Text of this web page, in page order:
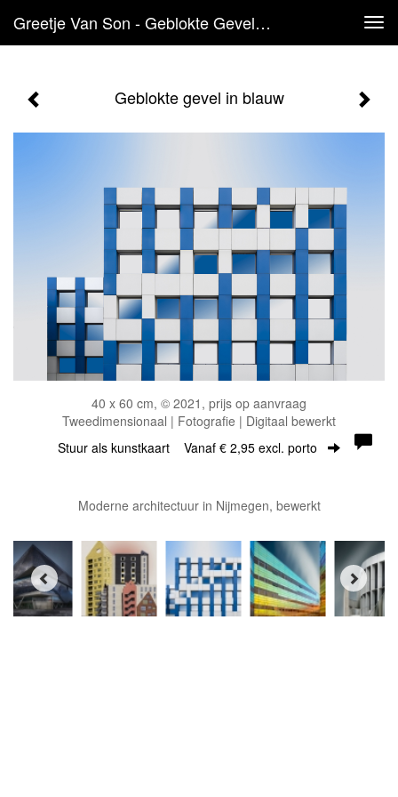
Greetje Van Son - Geblokte Gevel In Blauw
Geblokte gevel in blauw
40 x 60 cm, © 2021, prijs op aanvraag
Tweedimensionaal | Fotografie | Digitaal bewerkt
Stuur als kunstkaart Vanaf € 2,95 excl. porto
Moderne architectuur in Nijmegen, bewerkt